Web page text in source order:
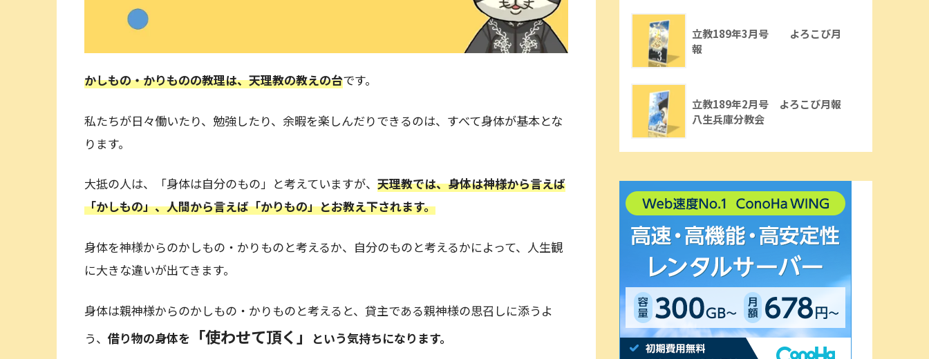
かしもの・かりものの教理は、天理教の教えの台です。
私たちが日々働いたり、勉強したり、余暇を楽しんだりできるのは、すべて身体が基本とな
ります。
大抵の人は、「身体は自分のもの」と考えていますが、 天理教では、身体は神様から言えば
「かしもの」、人間から言えば「かりもの」とお教え下されます。
身体を神様からのかしもの・かりものと考えるか、自分のものと考えるかによって、人生観
に大きな違いが出てきます。
身体は親神様からのかしもの・かりものと考えると、貸主である親神様の思召しに添うよ
う、 借り物の身体を 「使わせて頂く」 という気持ちになります。
立教189年3月号 よろこび月
報
立教189年2月号 よろこび月報
八生兵庫分教会